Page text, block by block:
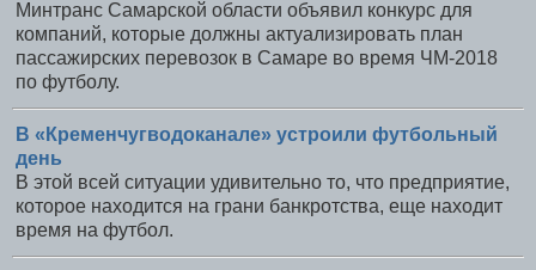
Минтранс Самарской области объявил конкурс для
компаний, которые должны актуализировать план
пассажирских перевозок в Самаре во время ЧМ-2018
по футболу.
В «Кременчугводоканале» устроили футбольный
день
В этой всей ситуации удивительно то, что предприятие,
которое находится на грани банкротства, еще находит
время на футбол.